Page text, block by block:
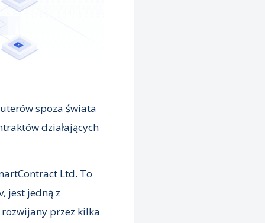
spoza świata
działających
Ltd. To
jest jedną z
przez kilka